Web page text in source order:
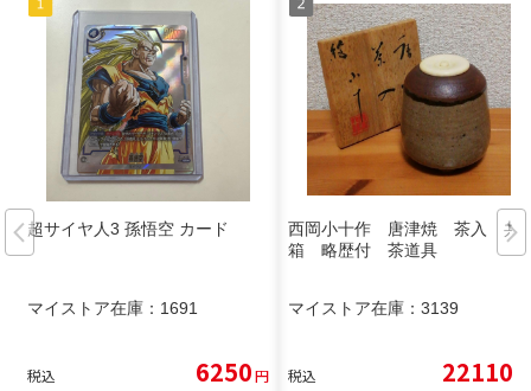
超サイヤ人3 孫悟空 カード
マイストア在庫： 1691
税込 6250円
西岡小十作 唐津焼 茶入 共
箱 略歴付 茶道具
マイストア在庫： 3139
税込 22110